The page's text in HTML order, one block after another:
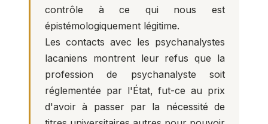
contrôle à ce qui nous est
épistémologiquement légitime.
Les contacts avec les psychanalystes
lacaniens montrent leur refus que la
profession de psychanalyste soit
réglementée par l'État, fut-ce au prix
d'avoir à passer par la nécessité de